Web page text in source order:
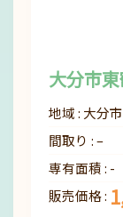
大分市
地域 : 大分市
間取り :–
専有面積 : -
販売価格 :